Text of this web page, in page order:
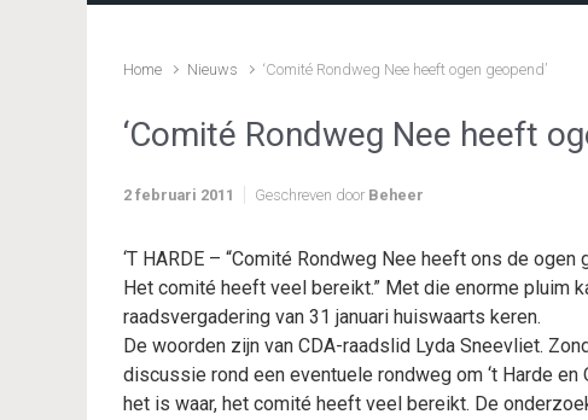
Home Nieuws ‘Comité Rondweg Nee heeft ogen geopend’
‘Comité Rondweg Nee heeft
2 februari 2011 Geschreven door Beheer
‘T HARDE – “Comité Rondweg Nee heeft ons de
Het comité heeft veel bereikt.” Met die enorme pluim
raadsvergadering van 31 januari huiswaarts keren.
De woorden zijn van CDA-raadslid Lyda Sneevliet.
discussie rond een eventuele rondweg om ‘t Harde
het is waar, het comité heeft veel bereikt. De